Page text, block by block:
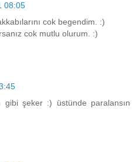
08:05
cok begendim. :)
cok mutlu olurum. :)
şeker :) üstünde paralansın